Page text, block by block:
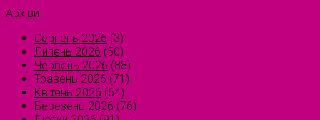
Архіви
Серпень 2026 (3)
Липень 2026 (50)
Червень 2026 (88)
Травень 2026 (71)
Квітень 2026 (64)
Березень 2026 (76)